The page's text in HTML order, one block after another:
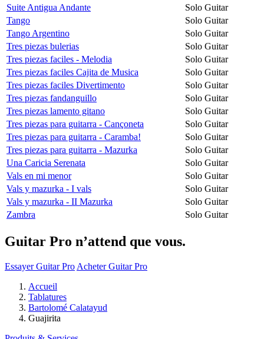
Suite Antigua Andante
Solo Guitar
Tango
Solo Guitar
Tango Argentino
Solo Guitar
Tres piezas bulerias
Solo Guitar
Tres piezas faciles - Melodia
Solo Guitar
Tres piezas faciles Cajita de Musica
Solo Guitar
Tres piezas faciles Divertimento
Solo Guitar
Tres piezas fandanguillo
Solo Guitar
Tres piezas lamento gitano
Solo Guitar
Tres piezas para guitarra - Cançoneta
Solo Guitar
Tres piezas para guitarra - Caramba!
Solo Guitar
Tres piezas para guitarra - Mazurka
Solo Guitar
Una Caricia Serenata
Solo Guitar
Vals en mi menor
Solo Guitar
Vals y mazurka - I vals
Solo Guitar
Vals y mazurka - II Mazurka
Solo Guitar
Zambra
Solo Guitar
Guitar Pro n’attend que vous.
Essayer Guitar Pro Acheter Guitar Pro
Accueil
Tablatures
Bartolomé Calatayud
Guajirita